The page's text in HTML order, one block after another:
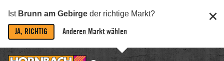
Ist Brunn am Gebirge der richtige Markt?
JA, RICHTIG Anderen Markt wählen